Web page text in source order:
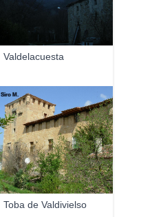
Valdelacuesta
Toba de Valdivielso
Siro M.